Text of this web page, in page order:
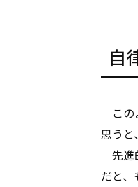
自
この
思うと
先進
だと、